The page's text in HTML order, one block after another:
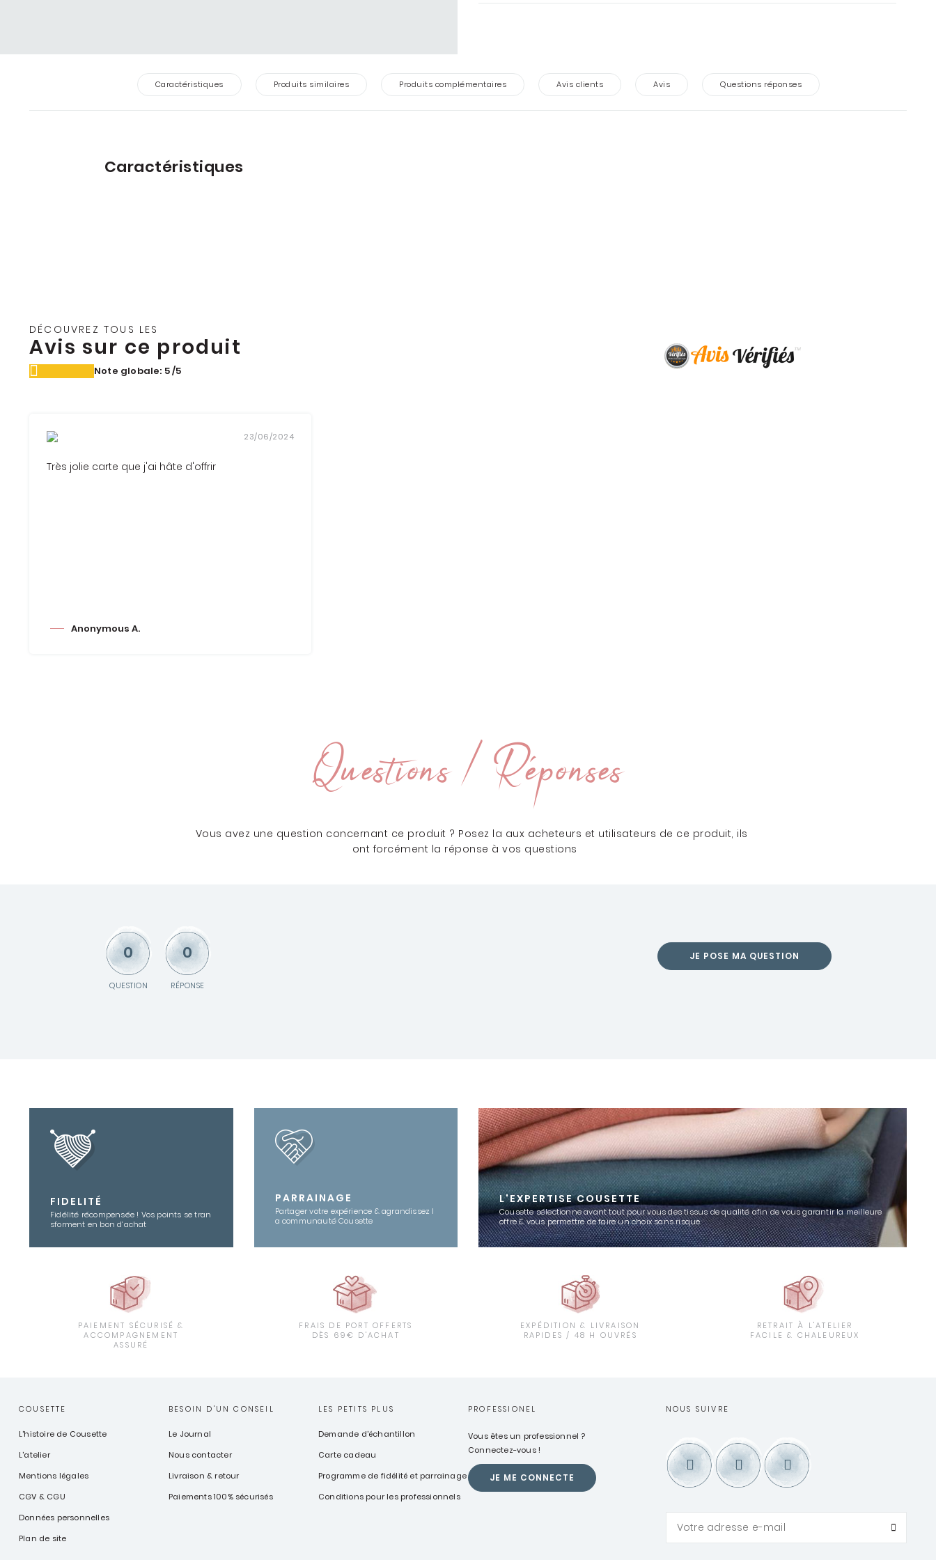
Caractéristiques Produits similaires Produits complémentaires Avis clients Avis Questions réponses
Caractéristiques
DÉCOUVREZ TOUS LES
Avis sur ce produit
Note globale: 5/5
23/06/2024
Très jolie carte que j'ai hâte d'offrir
Anonymous A.
Questions / Réponses
Vous avez une question concernant ce produit ? Posez la aux acheteurs et utilisateurs de ce produit, ils
ont forcément la réponse à vos questions
0
QUESTION
0
RÉPONSE
JE POSE MA QUESTION
FIDELITÉ
Fidélité récompensée ! Vos points se tran
sforment en bon d’achat
PARRAINAGE
Partager votre expérience & agrandissez l
a communauté Cousette
L'EXPERTISE COUSETTE
Cousette sélectionne avant tout pour vous des tissus de qualité afin de vous garantir la meilleure
offre & vous permettre de faire un choix sans risque
PAIEMENT SÉCURISÉ &
ACCOMPAGNEMENT
ASSURÉ
FRAIS DE PORT OFFERTS
DÈS 69€ D'ACHAT
EXPÉDITION & LIVRAISON
RAPIDES / 48 H OUVRÉS
RETRAIT À L'ATELIER
FACILE & CHALEUREUX
COUSETTE
L'histoire de Cousette
L'atelier
Mentions légales
CGV & CGU
Données personnelles
Plan de site
BESOIN D'UN CONSEIL
Le Journal
Nous contacter
Livraison & retour
Paiements 100% sécurisés
LES PETITS PLUS
Demande d'échantillon
Carte cadeau
Programme de fidélité et parrainage
Conditions pour les professionnels
PROFESSIONEL
Vous êtes un professionnel ?
Connectez-vous !
JE ME CONNECTE
NOUS SUIVRE